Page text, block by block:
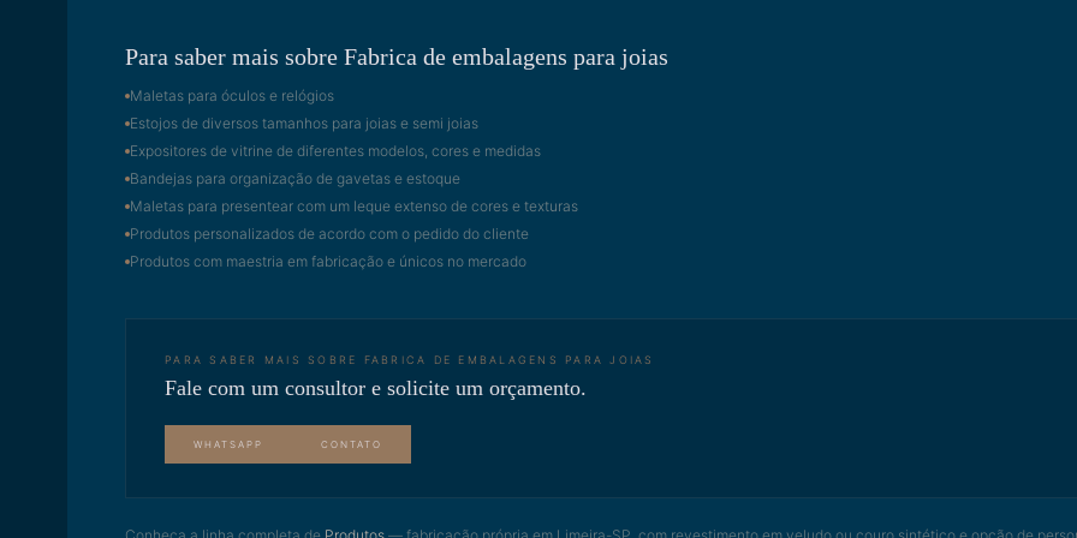
Para saber mais sobre Fabrica de embalagens para joias
Maletas para óculos e relógios
Estojos de diversos tamanhos para joias e semi joias
Expositores de vitrine de diferentes modelos, cores e medidas
Bandejas para organização de gavetas e estoque
Maletas para presentear com um leque extenso de cores e texturas
Produtos personalizados de acordo com o pedido do cliente
Produtos com maestria em fabricação e únicos no mercado
PARA SABER MAIS SOBRE FABRICA DE EMBALAGENS PARA JOIAS
Fale com um consultor e solicite um orçamento.
WHATSAPP CONTATO